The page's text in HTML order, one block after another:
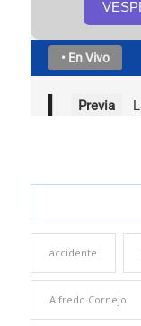
accidente
Alfredo Cornejo